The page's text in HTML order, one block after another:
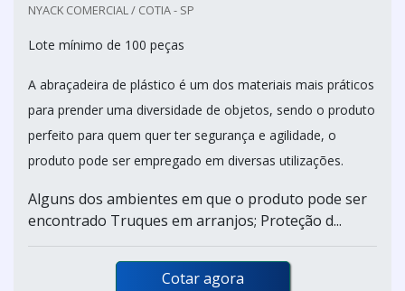
NYACK COMERCIAL / COTIA - SP
Lote mínimo de 100 peças
A abraçadeira de plástico é um dos materiais mais práticos
para prender uma diversidade de objetos, sendo o produto
perfeito para quem quer ter segurança e agilidade, o
produto pode ser empregado em diversas utilizações.
Alguns dos ambientes em que o produto pode ser
encontrado Truques em arranjos; Proteção d...
Cotar agora